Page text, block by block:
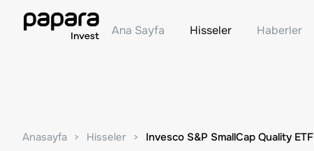
Ana Sayfa Hisseler Haberler
Anasayfa Hisseler Invesco S&P SmallCap Quality ETF